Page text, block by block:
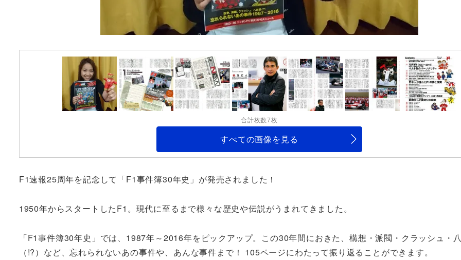
合計枚数7枚
すべての画像を見る
F1速報25周年を記念して「F1事件簿30年史」が発売されました！
1950年からスタートしたF1。現代に至るまで様々な歴史や伝説がうまれてきました。
「F1事件簿30年史」では、1987年～2016年をピックアップ。この30年間におきた、構想・派閥・クラッシュ・
（!?）など、忘れられないあの事件や、あんな事件まで！ 105ページにわたって振り返ることができます。